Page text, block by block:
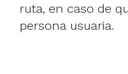
ruta, en caso de
persona usuaria.